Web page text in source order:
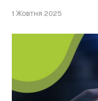
1 Жовтня 2025